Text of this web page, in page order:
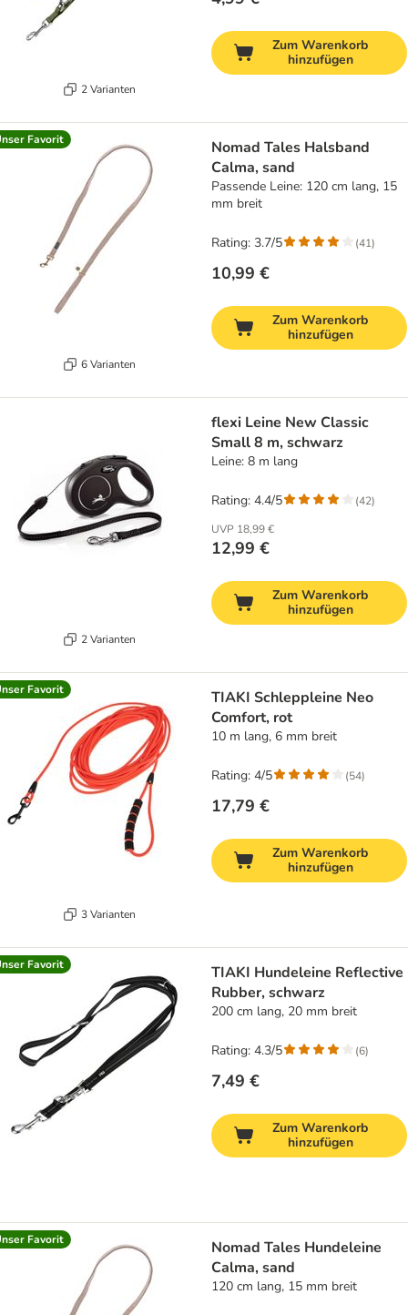
2 Varianten
Zum Warenkorb
hinzufügen
Favorit
6 Varianten
Nomad Tales Halsband
Calma, sand
Passende Leine: 120 cm lang, 15
mm breit
10,99 €
Rating: 3.7/5 (41)
Zum Warenkorb
hinzufügen
2 Varianten
flexi Leine New Classic
Small 8 m, schwarz
Leine: 8 m lang
UVP 18,99 €
12,99 €
Rating: 4.4/5 (42)
Zum Warenkorb
hinzufügen
Favorit
3 Varianten
TIAKI Schleppleine Neo
Comfort, rot
10 m lang, 6 mm breit
17,79 €
Rating: 4/5 (54)
Zum Warenkorb
hinzufügen
Favorit
TIAKI Hundeleine Reflective
Rubber, schwarz
200 cm lang, 20 mm breit
7,49 €
Rating: 4.3/5 (6)
Zum Warenkorb
hinzufügen
Favorit
Nomad Tales Hundeleine
Calma, sand
120 cm lang, 15 mm breit